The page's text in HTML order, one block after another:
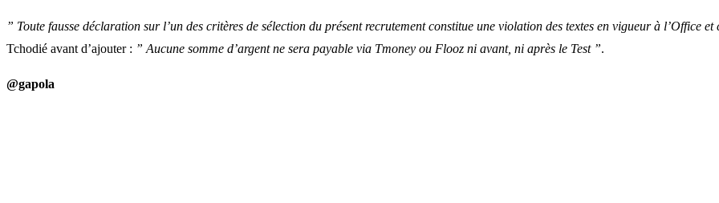
” Toute fausse déclaration sur l’un des critères de sélection du présent recrutement constitue une violation des textes en vigueur à l’Office
Tchodié avant d’ajouter : ” Aucune somme d’argent ne sera payable via Tmoney ou Flooz ni avant, ni après le Test ”.
@gapola